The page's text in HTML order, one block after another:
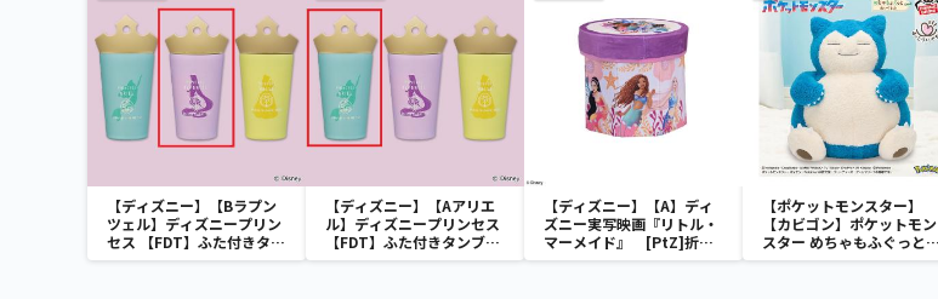
【ディズニー】【Bラプン
ツェル】ディズニープリン
セス 【FDT】ふた付きタン
ブラー
【ディズニー】【Aアリエ
ル】ディズニープリンセス
【FDT】ふた付きタンブラ
ー
【ディズニー】【A】ディ
ズニー実写映画『リトル・
マーメイド』 [PtZ]折り
畳みボックスチェアー
【ポケットモンスター】
【カビゴン】ポケットモン
スター めちゃもふぐっと
ほっこりいやされぬいぐる